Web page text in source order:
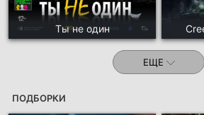
Ты не один
ЕЩЕ
ПОДБОРКИ